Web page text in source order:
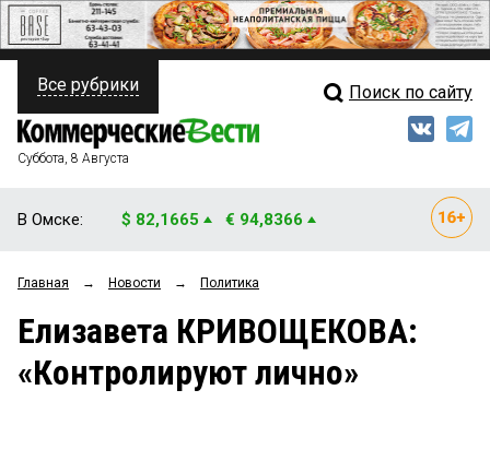
ПОЛИТИКА
ФИНАНСЫ
ОБЩЕСТВО
ЗАКОН
НОВОСТИ КОМПАНИЙ
Свежий выпуск
Рейтинги
Блоги
Все рубрики Поиск по сайту
Суббота, 8 Августа
В Омске: $ 82,1665 € 94,8366
Главная → Новости → Политика
Елизавета КРИВОЩЕКОВА:
«Контролируют лично»